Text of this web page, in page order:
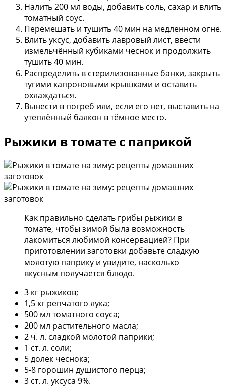
Налить 200 мл воды, добавить соль, сахар и влить
томатный соус.
Перемешать и тушить 40 мин на медленном огне.
Влить уксус, добавить лавровый лист, ввести
измельчённый кубиками чеснок и продолжить
тушить 40 мин.
Распределить в стерилизованные банки, закрыть
тугими капроновыми крышками и оставить
охлаждаться.
Вынести в погреб или, если его нет, выставить на
утеплённый балкон в тёмное место.
Рыжики в томате с паприкой
Как правильно сделать грибы рыжики в
томате, чтобы зимой была возможность
лакомиться любимой консервацией? При
приготовлении заготовки добавьте сладкую
молотую паприку и увидите, насколько
вкусным получается блюдо.
3 кг рыжиков;
1,5 кг репчатого лука;
500 мл томатного соуса;
200 мл растительного масла;
2 ч. л. сладкой молотой паприки;
1 ст. л. соли;
5 долек чеснока;
5-8 горошин душистого перца;
3 ст. л. уксуса 9%.